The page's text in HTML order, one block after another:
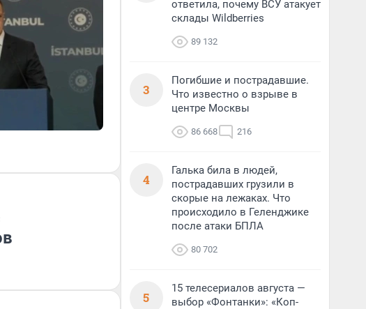
ответила, почему ВСУ атакует
склады Wildberries
89 132
3
Погибшие и пострадавшие.
Что известно о взрыве в
центре Москвы
86 668 216
4
Галька била в людей,
пострадавших грузили в
скорые на лежаках. Что
происходило в Геленджике
после атаки БПЛА
80 702
5
15 телесериалов августа —
выбор «Фонтанки»: «Коп-